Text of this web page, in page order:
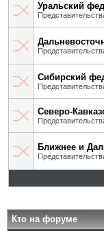
Уральский
Сибирский
Северо-
Ближнее и
Кто на форуме